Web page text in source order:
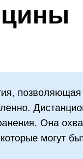
позволяющая
Она
могут